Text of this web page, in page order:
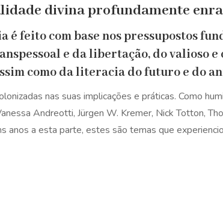
divina profundamente
é feito com base nos pressupostos
e da libertação, do valioso
como da literacia do futuro e do
nas suas implicações e práticas. Como
Andreotti, Jürgen W. Kremer, Nick Totton,
anos a esta parte, estes são temas que